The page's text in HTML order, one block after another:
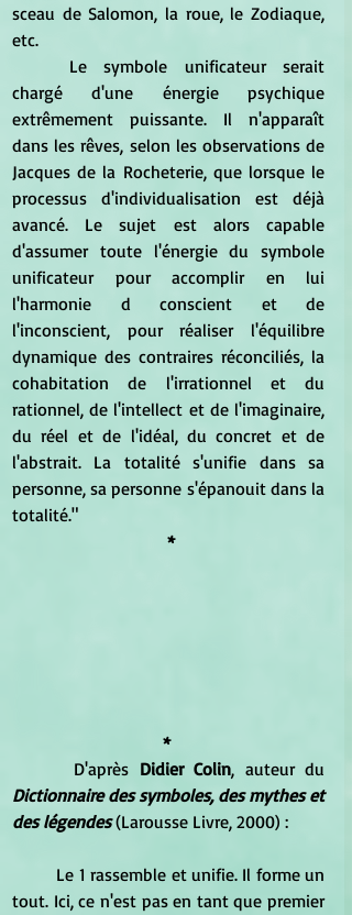
sceau de Salomon, la roue, le Zodiaque,
etc.
chargé d'une énergie psychique
extrêmement puissante. Il n'apparaît
dans les rêves, selon les observations de
Jacques de la Rocheterie, que lorsque le
processus d'individualisation est déjà
avancé. Le sujet est alors capable
d'assumer toute l'énergie du symbole
unificateur pour accomplir en lui
l'harmonie d conscient et de
l'inconscient, pour réaliser l'équilibre
dynamique des contraires réconciliés, la
cohabitation de l'irrationnel et du
rationnel, de l'intellect et de l'imaginaire,
du réel et de l'idéal, du concret et de
l'abstrait. La totalité s'unifie dans sa
personne, sa personne s'épanouit dans la
totalité."
*
*
      D'après
Didier Colin
Dictionnaire des symboles, des mythes et
des légendes (Larousse Livre, 2000) :
tout. Ici, ce n'est pas en tant que premier